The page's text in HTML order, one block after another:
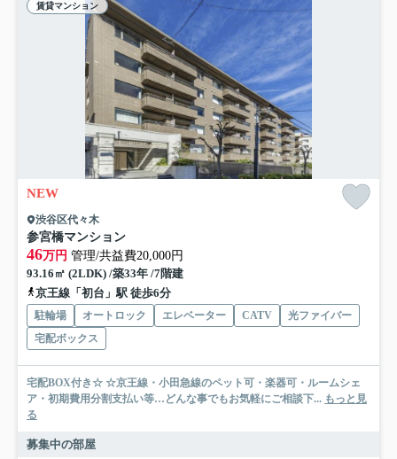
賃貸マンション
NEW
渋谷区代々木
参宮橋マンション
46万円 管理/共益費20,000円
93.16㎡ (2LDK) /築33年 /7階建
京王線「初台」駅 徒歩6分
駐輪場 オートロック エレベーター CATV
光ファイバー
宅配ボックス
宅配BOX付き☆ ☆京王線・小田急線のペット可・楽器可・ルームシェ
ア・初期費用分割支払い等…どんな事でもお気軽にご相談下... もっと見
る
募集中の部屋